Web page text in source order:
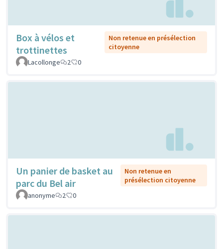
Box à vélos et
trottinettes
Non retenue en présélection
citoyenne
Lacollonge
2 0
Un panier de basket au
parc du Bel air
Non retenue en
présélection citoyenne
anonyme
2 0